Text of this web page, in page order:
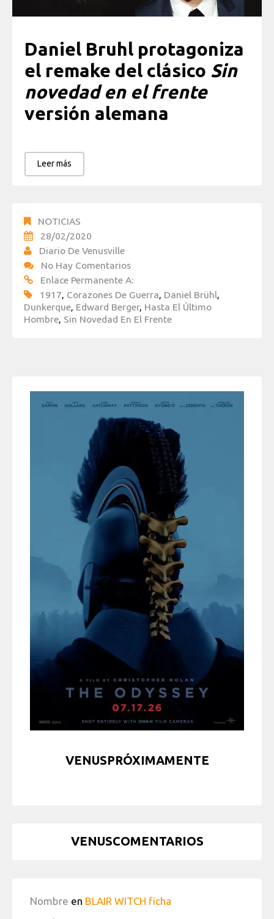
Daniel Bruhl protagoniza
el remake del clásico Sin
novedad en el frente
versión alemana
Leer más
NOTICIAS
28/02/2020
Diario De Venusville
No Hay Comentarios
Enlace Permanente A:
1917, Corazones De Guerra, Daniel Brühl,
Dunkerque, Edward Berger, Hasta El Último
Hombre, Sin Novedad En El Frente
VENUSPRÓXIMAMENTE
VENUSCOMENTARIOS
Nombre en BLAIR WITCH ficha